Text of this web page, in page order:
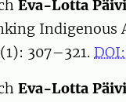
Eva-Lotta
Indigenous
307–321.
Eva-Lotta